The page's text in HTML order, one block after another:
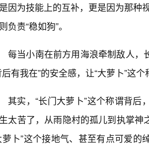
因为技能上的互补，更是因为那种
负责“稳如狗”。
每当小南在前方用海浪牵制敌人，
后有我在”的安全感，让“大萝卜”这
其实，“长门大萝卜”这个称谓背
太苦了，从雨隐村的孤儿到执掌
萝卜”这个接地气、甚至有点可爱